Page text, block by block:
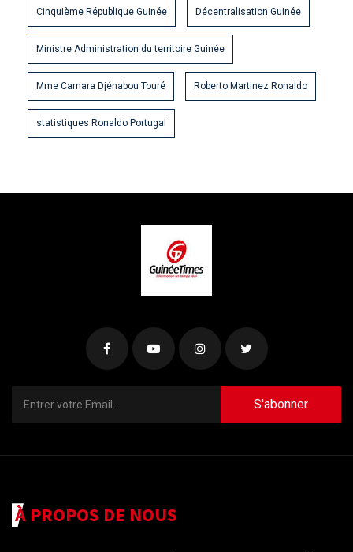
Cinquième République Guinée Décentralisation Guinée
Ministre Administration du territoire Guinée
Mme Camara Djénabou Touré Roberto Martinez Ronaldo
statistiques Ronaldo Portugal
S'abonner
À PROPOS DE NOUS